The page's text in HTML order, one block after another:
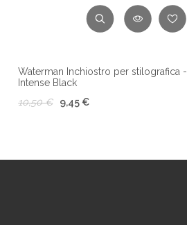
Waterman Inchiostro per stilografica
Intense Black
10,50 €
9,45 €